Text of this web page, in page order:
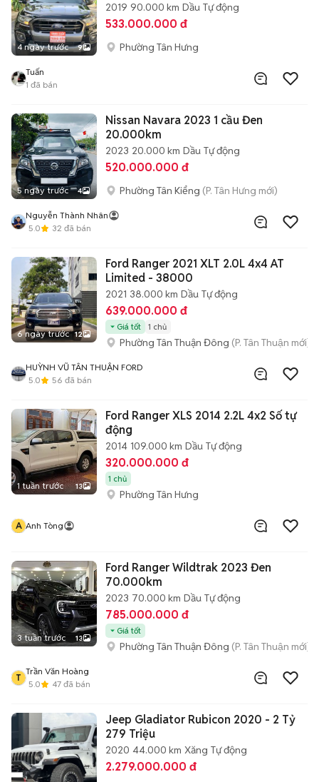
4 ngày trước 9
2019 90.000 km Dầu Tự động
533.000.000 đ
Phường Tân Hưng
Tuấn
1 đã bán
5 ngày trước 4
Nissan Navara 2023 1 cầu Đen
20.000km
2023 20.000 km Dầu Tự động
520.000.000 đ
Phường Tân Kiểng (P. Tân Hưng mới)
Nguyễn Thành Nhân
5.0
32 đã bán
6 ngày trước 12
Ford Ranger 2021 XLT 2.0L 4x4 AT
Limited - 38000
2021 38.000 km Dầu Tự động
639.000.000 đ
Giá tốt 1 chủ
Phường Tân Thuận Đông (P. Tân Thuận mới)
HUỲNH VŨ TÂN THUẬN FORD
5.0
56 đã bán
1 tuần trước 13
Ford Ranger XLS 2014 2.2L 4x2 Số tự
động
2014 109.000 km Dầu Tự động
320.000.000 đ
1 chủ
Phường Tân Hưng
A Anh Tòng
3 tuần trước 13
Ford Ranger Wildtrak 2023 Đen
70.000km
2023 70.000 km Dầu Tự động
785.000.000 đ
Giá tốt
Phường Tân Thuận Đông (P. Tân Thuận mới)
T
Trần Văn Hoàng
5.0
47 đã bán
Jeep Gladiator Rubicon 2020 - 2 Tỷ
279 Triệu
2020 44.000 km Xăng Tự động
2.279.000.000 đ